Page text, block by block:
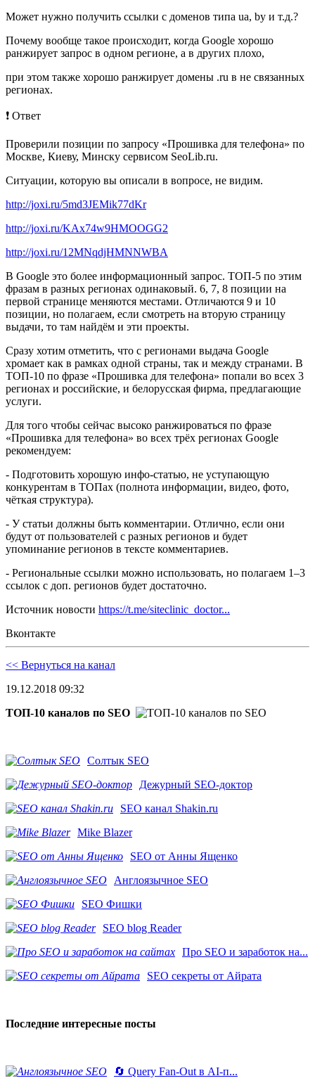
Может нужно получить ссылки с доменов типа ua, by и т.д.?
Почему вообще такое происходит, когда Google хорошо
ранжирует запрос в одном регионе, а в других плохо,
при этом также хорошо ранжирует домены .ru в не связанных
регионах.
❗️ Ответ
Проверили позиции по запросу «Прошивка для телефона» по
Москве, Киеву, Минску сервисом SeoLib.ru.
Ситуации, которую вы описали в вопросе, не видим.
http://joxi.ru/5md3JEMik77dKr
http://joxi.ru/KAx74w9HMOOGG2
http://joxi.ru/12MNqdjHMNNWBA
В Google это более информационный запрос. ТОП-5 по этим
фразам в разных регионах одинаковый. 6, 7, 8 позиции на
первой странице меняются местами. Отличаются 9 и 10
позиции, но полагаем, если смотреть на вторую страницу
выдачи, то там найдём и эти проекты.
Сразу хотим отметить, что с регионами выдача Google
хромает как в рамках одной страны, так и между странами. В
ТОП-10 по фразе «Прошивка для телефона» попали во всех 3
регионах и российские, и белорусская фирма, предлагающие
услуги.
Для того чтобы сейчас высоко ранжироваться по фразе
«Прошивка для телефона» во всех трёх регионах Google
рекомендуем:
- Подготовить хорошую инфо-статью, не уступающую
конкурентам в ТОПах (полнота информации, видео, фото,
чёткая структура).
- У статьи должны быть комментарии. Отлично, если они
будут от пользователей с разных регионов и будет
упоминание регионов в тексте комментариев.
- Региональные ссылки можно использовать, но полагаем 1–3
ссылок с доп. регионов будет достаточно.
Источник новости https://t.me/siteclinic_doctor...
Вконтакте
<< Вернуться на канал
19.12.2018 09:32
ТОП-10 каналов по SEO
Солтык SEO
Дежурный SEO-доктор
SEO канал Shakin.ru
Mike Blazer
SEO от Анны Ященко
Англоязычное SEO
SEO Фишки
SEO blog Reader
Про SEO и заработок на...
SEO секреты от Айрата
Последние интересные посты
🔄 Query Fan-Out в AI-п...